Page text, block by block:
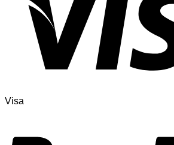
Visa